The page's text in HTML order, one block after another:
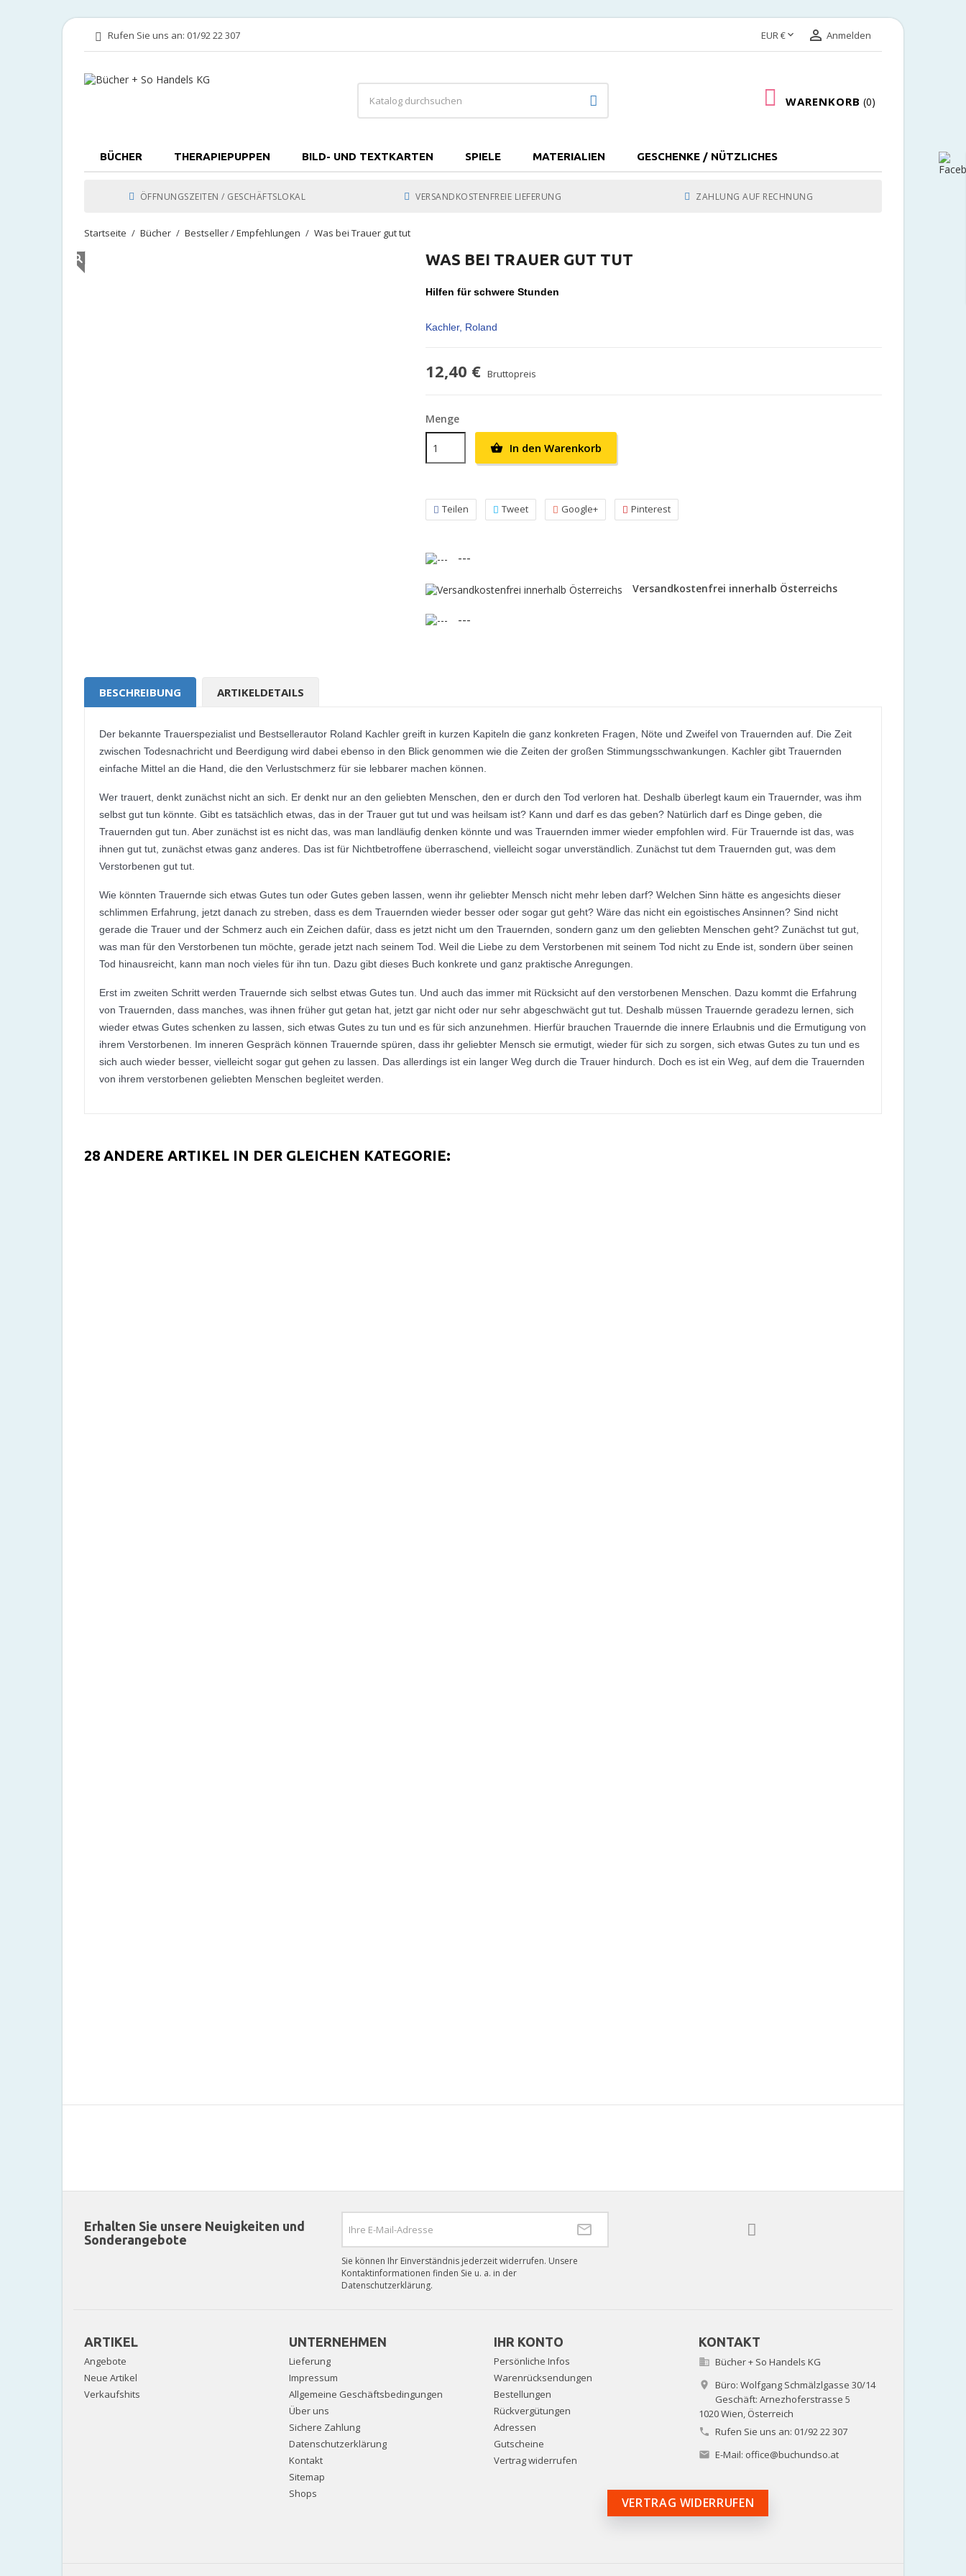
Rufen Sie uns an: 01/92 22 307 EUR €  Anmelden
WARENKORB 0
BÜCHER THERAPIEPUPPEN BILD- UND TEXTKARTEN SPIELE MATERIALIEN GESCHENKE / NÜTZLICHES
ÖFFNUNGSZEITEN / GESCHÄFTSLOKAL VERSANDKOSTENFREIE LIEFERUNG ZAHLUNG AUF RECHNUNG
Startseite Bücher Bestseller / Empfehlungen Was bei Trauer gut tut
WAS BEI TRAUER GUT TUT
Hilfen für schwere Stunden
Kachler, Roland
12,40 € Bruttopreis
Menge
 In den Warenkorb
Teilen Tweet Google+ Pinterest
---
Versandkostenfrei innerhalb Österreichs
---
BESCHREIBUNG ARTIKELDETAILS
Der bekannte Trauerspezialist und Bestsellerautor Roland Kachler greift in kurzen Kapiteln die ganz konkreten Fragen, Nöte und Zweifel von Trauernden auf. Die Zeit
zwischen Todesnachricht und Beerdigung wird dabei ebenso in den Blick genommen wie die Zeiten der großen Stimmungsschwankungen. Kachler gibt Trauernden
einfache Mittel an die Hand, die den Verlustschmerz für sie lebbarer machen können.
Wer trauert, denkt zunächst nicht an sich. Er denkt nur an den geliebten Menschen, den er durch den Tod verloren hat. Deshalb überlegt kaum ein Trauernder, was ihm
selbst gut tun könnte. Gibt es tatsächlich etwas, das in der Trauer gut tut und was heilsam ist? Kann und darf es das geben? Natürlich darf es Dinge geben, die
Trauernden gut tun. Aber zunächst ist es nicht das, was man landläufig denken könnte und was Trauernden immer wieder empfohlen wird. Für Trauernde ist das, was
ihnen gut tut, zunächst etwas ganz anderes. Das ist für Nichtbetroffene überraschend, vielleicht sogar unverständlich. Zunächst tut dem Trauernden gut, was dem
Verstorbenen gut tut.
Wie könnten Trauernde sich etwas Gutes tun oder Gutes geben lassen, wenn ihr geliebter Mensch nicht mehr leben darf? Welchen Sinn hätte es angesichts dieser
schlimmen Erfahrung, jetzt danach zu streben, dass es dem Trauernden wieder besser oder sogar gut geht? Wäre das nicht ein egoistisches Ansinnen? Sind nicht
gerade die Trauer und der Schmerz auch ein Zeichen dafür, dass es jetzt nicht um den Trauernden, sondern ganz um den geliebten Menschen geht? Zunächst tut gut,
was man für den Verstorbenen tun möchte, gerade jetzt nach seinem Tod. Weil die Liebe zu dem Verstorbenen mit seinem Tod nicht zu Ende ist, sondern über seinen
Tod hinausreicht, kann man noch vieles für ihn tun. Dazu gibt dieses Buch konkrete und ganz praktische Anregungen.
Erst im zweiten Schritt werden Trauernde sich selbst etwas Gutes tun. Und auch das immer mit Rücksicht auf den verstorbenen Menschen. Dazu kommt die Erfahrung
von Trauernden, dass manches, was ihnen früher gut getan hat, jetzt gar nicht oder nur sehr abgeschwächt gut tut. Deshalb müssen Trauernde geradezu lernen, sich
wieder etwas Gutes schenken zu lassen, sich etwas Gutes zu tun und es für sich anzunehmen. Hierfür brauchen Trauernde die innere Erlaubnis und die Ermutigung von
ihrem Verstorbenen. Im inneren Gespräch können Trauernde spüren, dass ihr geliebter Mensch sie ermutigt, wieder für sich zu sorgen, sich etwas Gutes zu tun und es
sich auch wieder besser, vielleicht sogar gut gehen zu lassen. Das allerdings ist ein langer Weg durch die Trauer hindurch. Doch es ist ein Weg, auf dem die Trauernden
von ihrem verstorbenen geliebten Menschen begleitet werden.
28 ANDERE ARTIKEL IN DER GLEICHEN KATEGORIE:
Erhalten Sie unsere Neuigkeiten und
Sonderangebote
Sie können Ihr Einverständnis jederzeit widerrufen. Unsere
Kontaktinformationen finden Sie u. a. in der
Datenschutzerklärung.
ARTIKEL
Angebote
Neue Artikel
Verkaufshits
UNTERNEHMEN
Lieferung
Impressum
Allgemeine Geschäftsbedingungen
Über uns
Sichere Zahlung
Datenschutzerklärung
Kontakt
Sitemap
Shops
IHR KONTO
Persönliche Infos
Warenrücksendungen
Bestellungen
Rückvergütungen
Adressen
Gutscheine
Vertrag widerrufen
KONTAKT
 Bücher + So Handels KG

Büro: Wolfgang Schmälzlgasse 30/14
Geschäft: Arnezhoferstrasse 5
1020 Wien, Österreich
 Rufen Sie uns an: 01/92 22 307
 E-Mail: office@buchundso.at
VERTRAG WIDERRUFEN